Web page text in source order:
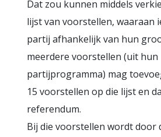
Dat zou kunnen middels
lijst van voorstellen, waaraan
partij afhankelijk van hun
meerdere voorstellen (uit hun
partijprogramma) mag
15 voorstellen op die lijst en
referendum.
Bij die voorstellen wordt door